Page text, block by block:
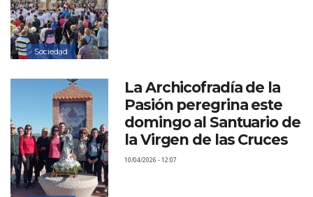
navegación
Sociedad
La Archicofradía de la
Pasión peregrina este
domingo al Santuario de
la Virgen de las Cruces
10/04/2026 - 12:07